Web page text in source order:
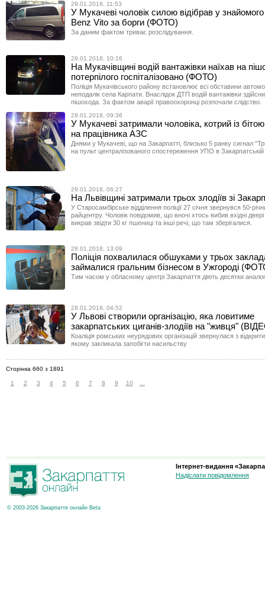
29.01.2018, 11:53
У Мукачеві чоловік силою відібрав у
Benz Vito за борги (ФОТО)
За даним фактом триває розслідування.
29.01.2018, 10:16
На Мукачівщині водій вантажівки наїхав на
потерпілого госпіталізовано (ФОТО)
Поліція Мукачівського району встановлює всі обставини
неподалік села Карпати. Внаслідок ДТП водій вантажівки
пішохода. За фактом аварії правоохоронці розпочали слідство.
29.01.2018, 09:36
У Мукачеві затримали чоловіка, котрий із
на працівника АЗС
Днями у Мукачеві, що на Закарпатті, близько 5 ранку сигнал
на пульт централізованого спостереження УПО в Закарпатській
29.01.2018, 06:27
На Львівщині затримали трьох злодіїв зі
У Старосамбірське відділення поліції 27 січня звернувся 50-
райцентру. Чоловік повідомив, що вночі хтось вибив вхідні двері
викрав звідти 30 кг пшениці та інші речі, що там зберігалися.
28.01.2018, 13:09
Поліція похвалилася обшуками у трьох
займалися гральним бізнесом в Ужгороді
Тим часом у обласному центрі Закарпаття діють десятки
28.01.2018, 04:52
У Львові створили організацію, яка ловитиме
закарпатських циганів-злодіїв на "живця"
Коаліція ромських неурядових організацій звернулася з
якому закликала запобігти насильству
Сторінка 660 з 1891
1 2 3 4 5 6 7 8 9 10
© 2003-2026 Закарпаття онлайн Beta
Інтернет-видання
Надіслати повідомлення